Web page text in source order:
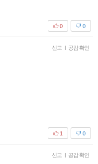
0
0
신고 공감 확인
0
1
신고 공감 확인